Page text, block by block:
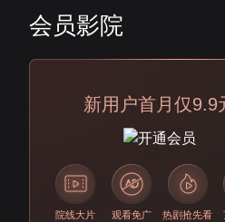
会员影院
新用户首月仅9.9
院线大片 观看免广 热剧抢先看